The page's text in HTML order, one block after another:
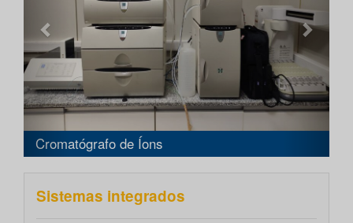
Cromatógrafo de Íons
Sistemas integrados